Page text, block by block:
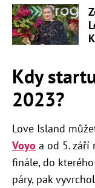
Kdy
2023?
Love Island
Voyo a od 5. září
finále, do
páry, pak